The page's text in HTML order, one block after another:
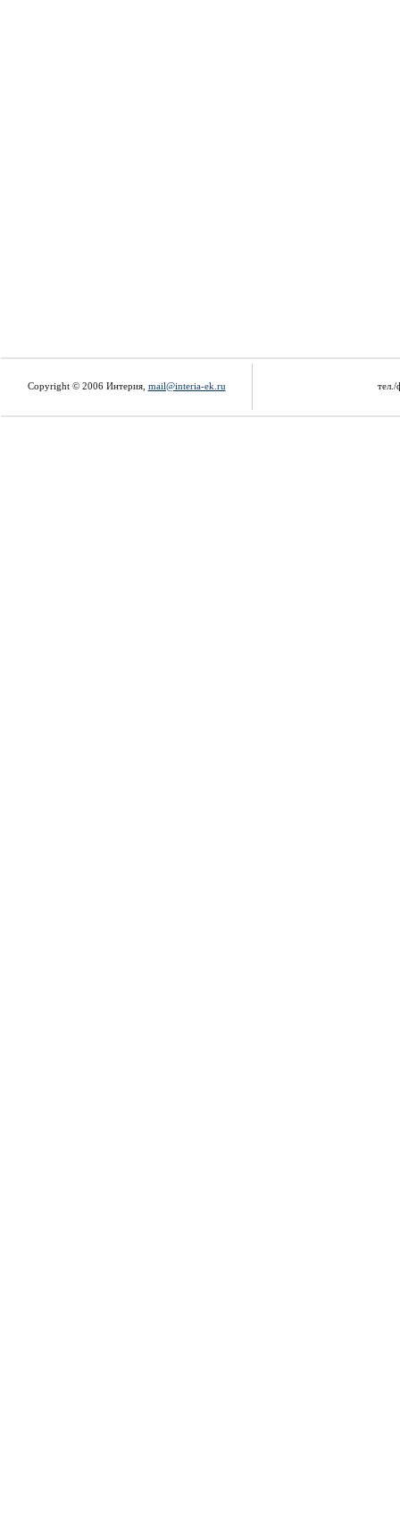
Copyright © 2006 Интерия, mail@interia-ek.ru